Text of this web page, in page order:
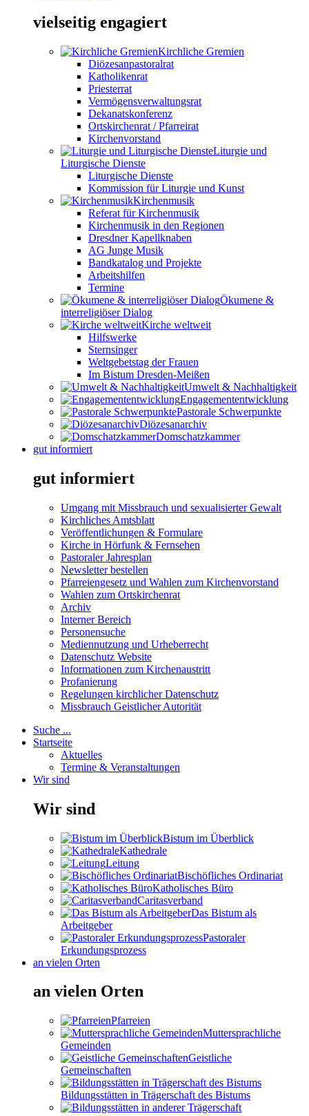
vielseitig engagiert
Kirchliche Gremien
Diözesanpastoralrat
Katholikenrat
Priesterrat
Vermögensverwaltungsrat
Dekanatskonferenz
Ortskirchenrat / Pfarreirat
Kirchenvorstand
Liturgie und
Liturgische Dienste
Liturgische Dienste
Kommission für Liturgie und Kunst
Kirchenmusik
Referat für Kirchenmusik
Kirchenmusik in den Regionen
Dresdner Kapellknaben
AG Junge Musik
Bandkatalog und Projekte
Arbeitshilfen
Termine
Ökumene &
interreligiöser Dialog
Kirche weltweit
Hilfswerke
Sternsinger
Weltgebetstag der Frauen
Im Bistum Dresden-Meißen
Umwelt & Nachhaltigkeit
Engagemententwicklung
Pastorale Schwerpunkte
Diözesanarchiv
Domschatzkammer
gut informiert
gut informiert
Umgang mit Missbrauch und sexualisierter Gewalt
Kirchliches Amtsblatt
Veröffentlichungen & Formulare
Kirche in Hörfunk & Fernsehen
Pastoraler Jahresplan
Newsletter bestellen
Pfarreiengesetz und Wahlen zum Kirchenvorstand
Wahlen zum Ortskirchenrat
Archiv
Interner Bereich
Personensuche
Mediennutzung und Urheberrecht
Datenschutz Website
Informationen zum Kirchenaustritt
Profanierung
Regelungen kirchlicher Datenschutz
Missbrauch Geistlicher Autorität
Suche ...
Startseite
Aktuelles
Termine & Veranstaltungen
Wir sind
Wir sind
Bistum im Überblick
Kathedrale
Leitung
Bischöfliches Ordinariat
Katholisches Büro
Caritasverband
Das Bistum als
Arbeitgeber
Pastoraler
Erkundungsprozess
an vielen Orten
an vielen Orten
Pfarreien
Muttersprachliche
Gemeinden
Geistliche
Gemeinschaften
Bildungsstätten in Trägerschaft des Bistums